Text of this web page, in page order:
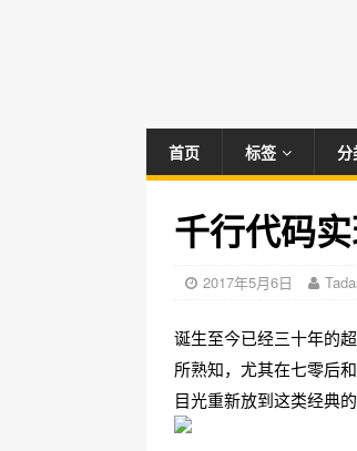
首页 标签 分
千行代码
2017年5月6日
诞生至今已经三十年的
所熟知，尤其在七零后
目光重新放到这类经典的